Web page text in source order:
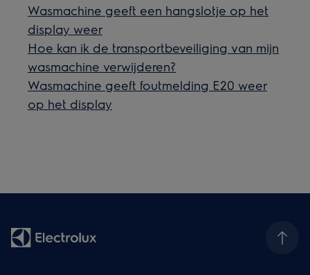
Wasmachine geeft een hangslotje op het
display weer
Hoe kan ik de transportbeveiliging van mijn
wasmachine verwijderen?
Wasmachine geeft foutmelding E20 weer
op het display